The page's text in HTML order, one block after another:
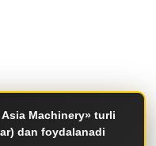
Machinery» turli
dan foydalanadi